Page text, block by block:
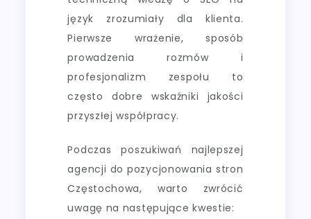
język zrozumiały dla klienta.
Pierwsze wrażenie, sposób
prowadzenia rozmów i
profesjonalizm zespołu to
często dobre wskaźniki jakości
przyszłej współpracy.
Podczas poszukiwań najlepszej
agencji do pozycjonowania stron
Częstochowa, warto zwrócić
uwagę na następujące kwestie: